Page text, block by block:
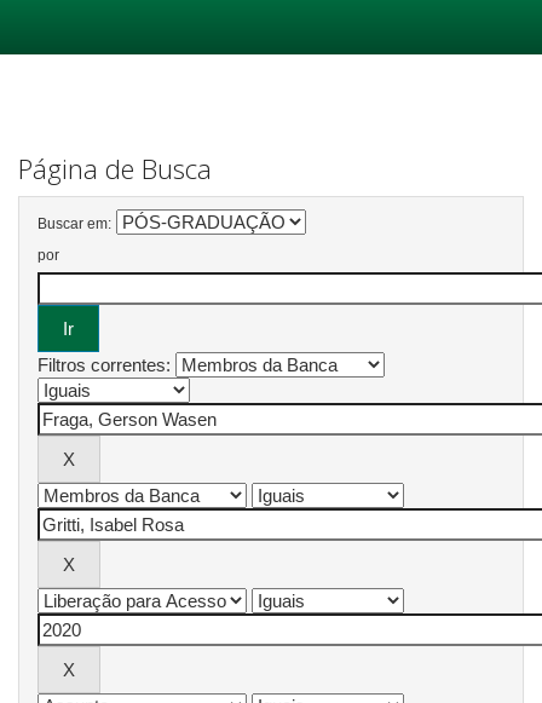
Página de Busca
Buscar em:
por
Filtros correntes: